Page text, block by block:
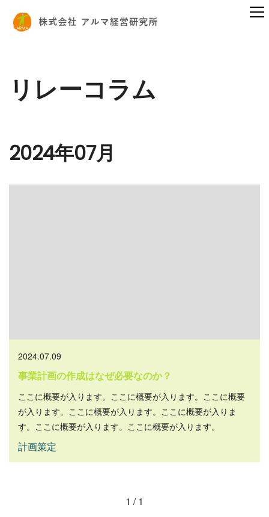
リレーコラム
2024年07月
事業計画の作成はなぜ必要なのか？
2024.07.09
ここに概要が入ります。ここに概要が入ります。ここに概要
が入ります。ここに概要が入ります。ここに概要が入りま
す。ここに概要が入ります。ここに概要が入ります。
計画策定
1 / 1